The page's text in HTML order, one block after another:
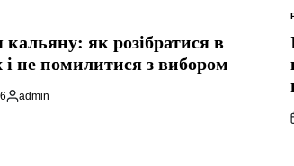
як розібратися в
і не помилитися з вибором
Опубліковано
admin